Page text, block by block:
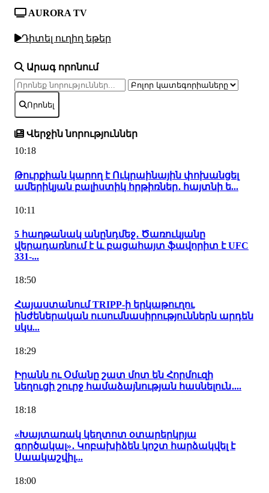
AURORA TV
Դիտել ուղիղ եթեր
Արագ որոնում
Որոնել
Վերջին նորություններ
10:18
Թուրքիան կարող է Ուկրաինային փոխանցել
ամերիկյան բալիստիկ հրթիռներ․ հայտնի ե...
10:11
5 հաղթանակ անընդմեջ․ Ծառուկյանը
վերադառնում է և բացահայտ ֆավորիտ է UFC
331-...
18:50
Հայաստանում TRIPP-ի երկաթուղու
ինժեներական ուսումնասիրություններն արդեն
սկս...
18:29
Իրանն ու Օմանը շատ մոտ են Հորմուզի
նեղուցի շուրջ համաձայնության հասնելուն․...
18:18
«Խայտառակ կեղտոտ օտարերկրյա
գործակալ»․ Կոբախիձեն կոշտ հարձակվել է
Սաակաշվիլ...
18:00